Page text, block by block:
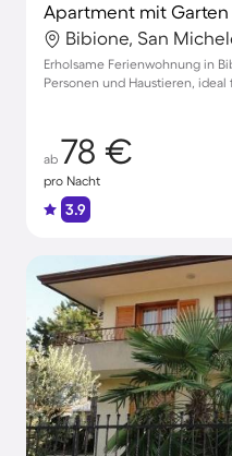
Apartment mit Garten
Bibione, San
Erholsame Ferienwohnung in
Personen und Haustieren,
ab 78 €
pro Nacht
3.9